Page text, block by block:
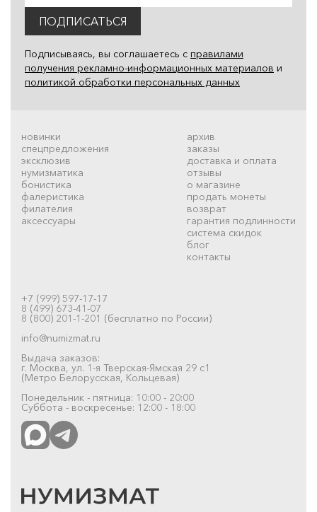
ПОДПИСАТЬСЯ
Подписываясь, вы соглашаетесь с правилами
получения рекламно-информационных материалов и
политикой обработки персональных данных
новинки
спецпредложения
эксклюзив
нумизматика
бонистика
фалеристика
филателия
аксессуары
архив
заказы
доставка и оплата
отзывы
о магазине
продать монеты
возврат
гарантия подлинности
система скидок
блог
контакты
+7 (999) 597-17-17
8 (499) 673-41-07
8 (800) 201-1-201 (бесплатно по России)
info@numizmat.ru
Выдача заказов:
г. Москва, ул. 1-я Тверская-Ямская 29 с1
(Метро Белорусская, Кольцевая)
Понедельник - пятница: 10:00 - 20:00
Суббота - воскресенье: 12:00 - 18:00